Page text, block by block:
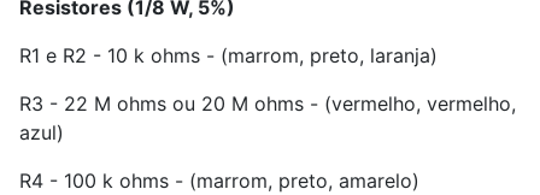
Resistores (1/8 W, 5%)
R1 e R2 - 10 k ohms - (marrom, preto, laranja)
R3 - 22 M ohms ou 20 M ohms - (vermelho, vermelho,
azul)
R4 - 100 k ohms - (marrom, preto, amarelo)